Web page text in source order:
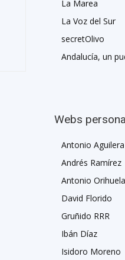
La Marea
La Voz del Sur
secretOlivo
Andalucía, un
Webs
Antonio Aguilera
Andrés Ramírez
Antonio Orihuela
David Florido
Gruñido RRR
Ibán Díaz
Isidoro Moreno